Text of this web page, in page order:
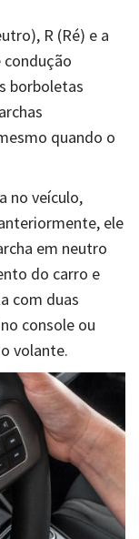
R (Ré) e a
condução
borboletas
quando o
no veículo,
ele
em neutro
do carro e
com duas
console ou
volante.